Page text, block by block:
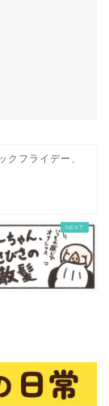
クフライデー、